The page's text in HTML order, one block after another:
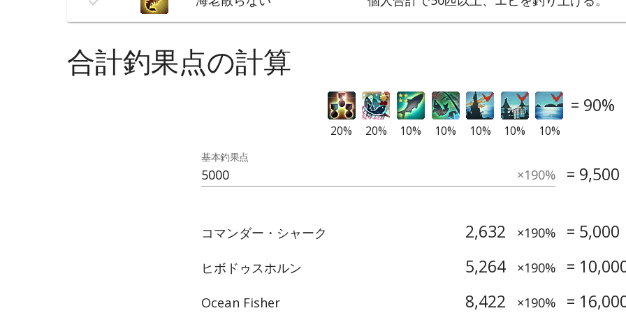
合計釣果点の計算
20% 20% 10% 10% 10% 10% 10%
= 90%
基本釣果点
×190% = 9,500
コマンダー・シャーク 2,632 ×190% = 5,000
ヒボドゥスホルン 5,264 ×190% =
Ocean Fisher 8,422 ×190% =